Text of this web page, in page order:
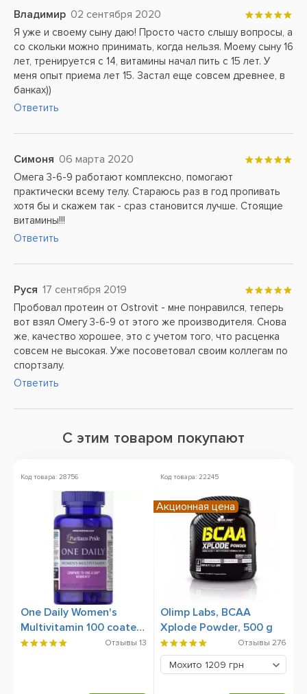
Владимир 02 сентября 2020
Я уже и своему сыну даю! Просто часто слышу вопросы, а
со скольки можно принимать, когда нельзя. Моему сыну 16
лет, тренируется с 14, витамины начал пить с 15 лет. У
меня опыт приема лет 15. Застал еще совсем древнее, в
банках))
Ответить
Симоня 06 марта 2020
Омега 3-6-9 работают комплексно, помогают
практически всему телу. Стараюсь раз в год пропивать
хотя бы и скажем так - сраз становится лучше. Стоящие
витамины!!!
Ответить
Руся 17 сентября 2019
Пробовал протеин от Ostrovit - мне понравился, теперь
вот взял Омегу 3-6-9 от этого же производителя. Снова
же, качество хорошее, это с учетом того, что расценка
совсем не высокая. Уже посоветовал своим коллегам по
спортзалу.
Ответить
С этим товаром покупают
Код товара: 28756
One Daily Women's
Multivitamin 100 coated
caplets
Отзывы 13
Код товара: 22245
Olimp Labs, BCAA
Xplode Powder, 500 g
Отзывы 276
Мохито 1209 грн
Акционная цена